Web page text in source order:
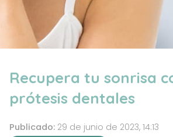
Recupera tu sonrisa
prótesis dentales
Publicado: 29 de junio de 2023, 14:13